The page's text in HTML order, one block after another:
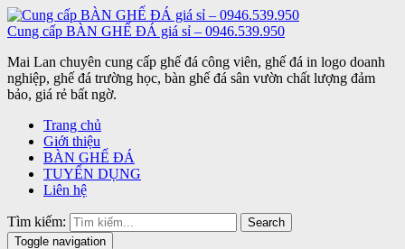
Cung cấp BÀN GHẾ ĐÁ giá sỉ – 0946.539.950
Mai Lan chuyên cung cấp ghế đá công viên, ghế đá in logo doanh
nghiệp, ghế đá trường học, bàn ghế đá sân vườn chất lượng đảm
bảo, giá rẻ bất ngờ.
Trang chủ
Giới thiệu
BÀN GHẾ ĐÁ
TUYỂN DỤNG
Liên hệ
Tìm kiếm:
Search
Toggle navigation